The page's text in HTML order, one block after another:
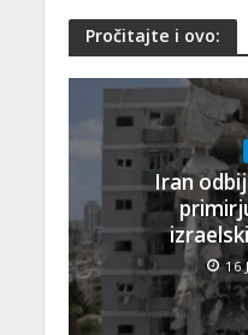
Pročitajte i ovo:
Iran
16